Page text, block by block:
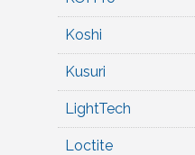
Koshi
Kusuri
LightTech
Loctite